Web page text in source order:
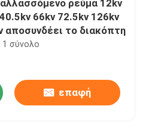
ρεύμα 12kv
66kv 72.5kv 126kv
αποσυνδέει το διακόπτη
1 σύνολο
επαφή